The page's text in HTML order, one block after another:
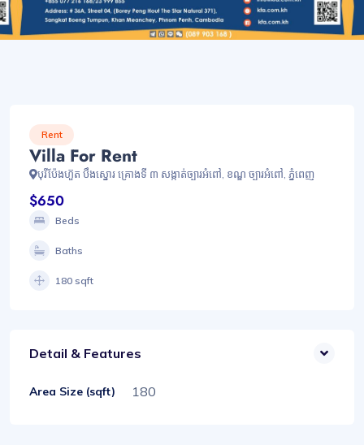
Rent
Villa For Rent
បុរីប៉ែងហ៊ួត បឹងស្នោរ គ្រោងទី ៣ សង្កាត់ច្បារអំពៅ, ខណ្ឌ ច្បារអំពៅ, ភ្នំពេញ
$650
Beds
Baths
180 sqft
Detail & Features
Area Size (sqft) 180